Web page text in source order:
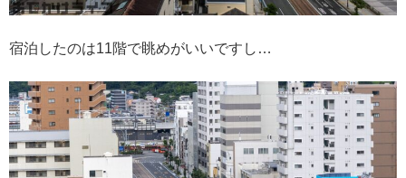
宿泊したのは11階で眺めがいいですし…